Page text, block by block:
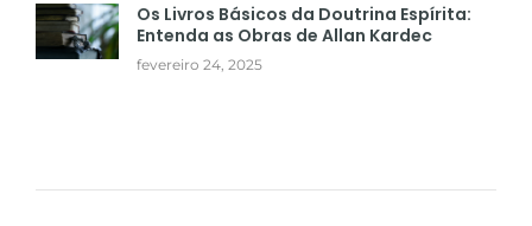
Os Livros Básicos da Doutrina Espírita:
Entenda as Obras de Allan Kardec
fevereiro 24, 2025